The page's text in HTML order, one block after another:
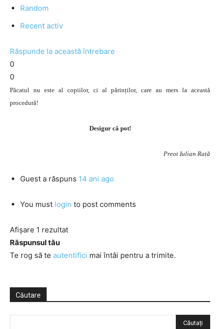
Random
Recent activ
Răspunde la această întrebare
0
0
Păcatul nu este al copiilor, ci al părinților, care au mers la această
procedură!
Desigur că pot!
Preot Iulian Rață
Guest a răspuns 14 ani ago
You must login to post comments
Afișare 1 rezultat
Răspunsul tău
Te rog să te autentifici mai întâi pentru a trimite.
Căutare